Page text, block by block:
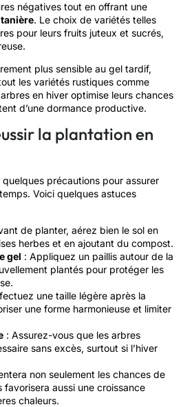
négatives tout en offrant une
. Le choix de variétés telles
pour leurs fruits juteux et sucrés,
plus sensible au gel tardif,
les variétés rustiques comme
arbres en hiver optimise leurs chances
d’une dormance productive.
la plantation en
précautions pour assurer
Voici quelques astuces
de planter, aérez bien le sol en
herbes et en ajoutant du compost.
gel : Appliquez un paillis autour de la
plantés pour protéger les
une taille légère après la
une forme harmonieuse et limiter
: Assurez-vous que les arbres
sans excès, surtout si l’hiver
non seulement les chances de
favorisera aussi une croissance
chaleurs.